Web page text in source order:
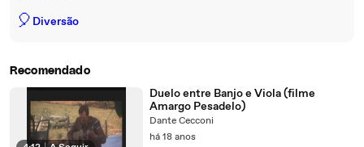
🎈 Diversão
Recomendado
Duelo entre Banjo e Viola (filme
Amargo Pesadelo)
Dante Cecconi
há 18 anos